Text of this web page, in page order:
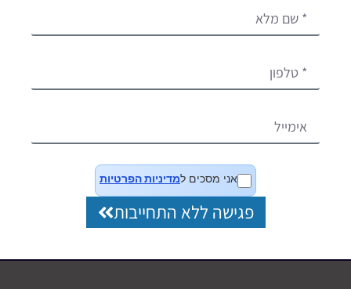
אני מסכים למדיניות הפרטיות
פגישה ללא התחייבות